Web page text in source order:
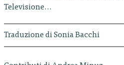
Televisione…
Traduzione di Sonia Bacchi